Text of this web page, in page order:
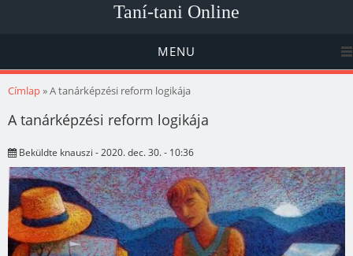
Taní-tani Online
MENU
Jelenlegi hely
Címlap» A tanárképzési reform logikája
A tanárképzési reform logikája
Beküldte knauszi - 2020. dec. 30. - 10:36